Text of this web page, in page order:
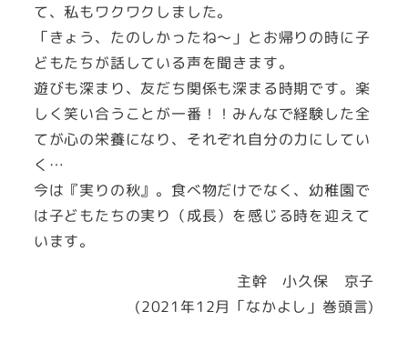
て、私もワクワクしました。
「きょう、たのしかったね～」とお帰りの時に子
どもたちが話している声を聞きます。
遊びも深まり、友だち関係も深まる時期です。楽
しく笑い合うことが一番！！みんなで経験した全
てが心の栄養になり、それぞれ自分の力にしてい
く…
今は『実りの秋』。食べ物だけでなく、幼稚園で
は子どもたちの実り（成長）を感じる時を迎えて
います。
主幹 小久保 京子
(2021年12月「なかよし」巻頭言)